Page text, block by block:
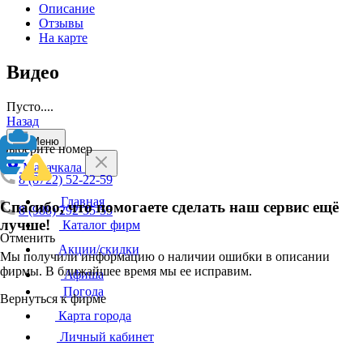
Описание
Отзывы
На карте
Видео
Пусто....
Назад
Выберите номер
8 (8722) 52-22-59
8 (988) 292-35-55
Отменить
Спасибо, что помогаете сделать наш сервис ещё
лучше!
Мы получили информацию о наличии ошибки в описании
фирмы. В ближайшее время мы ее исправим.
Вернуться к фирме
Меню
Махачкала
Главная
Каталог фирм
Акции/скидки
Афиша
Погода
Карта города
Личный кабинет